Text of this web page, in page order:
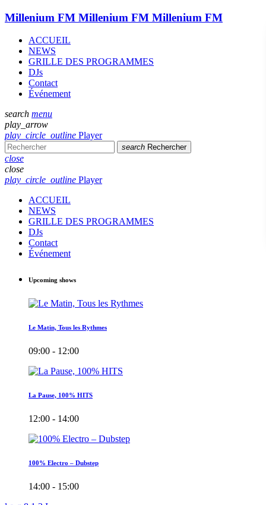
Millenium FM Millenium FM Millenium FM
ACCUEIL
NEWS
GRILLE DES PROGRAMMES
DJs
Contact
Événement
search menu
play_arrow
play_circle_outline Player
search Rechercher
close
close
play_circle_outline Player
ACCUEIL
NEWS
GRILLE DES PROGRAMMES
DJs
Contact
Événement
Upcoming shows
Le Matin, Tous les Rythmes
09:00 - 12:00
La Pause, 100% HITS
12:00 - 14:00
100% Electro – Dubstep
14:00 - 15:00